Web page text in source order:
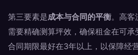
第三要素是成本与合同的平衡。高客
需要精确测算坪效，确保租金在可
合同期限最好在3年以上，以保障经